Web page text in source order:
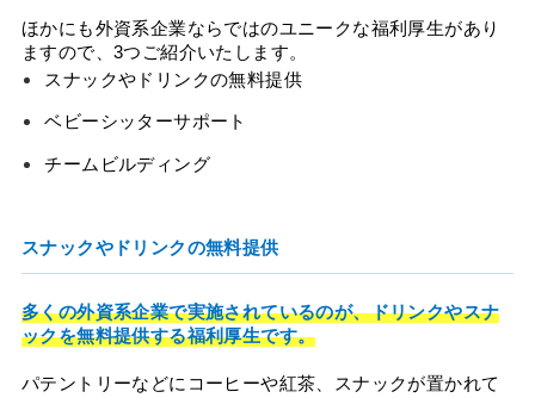
ほかにも外資系企業ならではのユニークな福利厚生があり
ますので、3つご紹介いたします。
スナックやドリンクの無料提供
ベビーシッターサポート
チームビルディング
スナックやドリンクの無料提供
多くの外資系企業で実施されているのが、ドリンクやスナ
ックを無料提供する福利厚生です。
パテントリーなどにコーヒーや紅茶、スナックが置かれて